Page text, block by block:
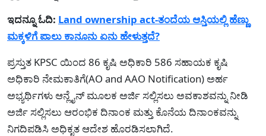
ಇದನ್ನೂ ಓದಿ: Land ownership act-ತಂದೆಯ ಆಸ್ತಿಯಲ್ಲಿ ಹೆಣ್ಣು
ಮಕ್ಕಳಿಗೆ ಪಾಲು ಕಾನೂನು ಏನು ಹೇಳುತ್ತದೆ?
ಪ್ರಸ್ತುತ KPSC ಯಿಂದ 86 ಕೃಷಿ ಅಧಿಕಾರಿ 586 ಸಹಾಯಕ ಕೃಷಿ
ಅಧಿಕಾರಿ ನೇಮಕಾತಿಗೆ(AO and AAO Notification) ಅರ್ಹ
ಅಭ್ಯರ್ಥಿಗಳು ಆನ್ಲೈನ್ ಮೂಲಕ ಅರ್ಜಿ ಸಲ್ಲಿಸಲು ಅವಕಾಶವನ್ನು ನೀಡಿ
ಅರ್ಜಿ ಸಲ್ಲಿಸಲು ಆರಂಭಿಕ ದಿನಾಂಕ ಮತ್ತು ಕೊನೆಯ ದಿನಾಂಕವನ್ನು
ನಿಗದಿಪಡಿಸಿ ಅಧಿಕೃತ ಆದೇಶ ಹೊರಡಿಸಲಾಗಿದೆ.